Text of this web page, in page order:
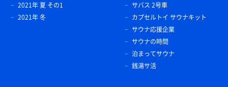
2021年 夏 その1
2021年 冬
サバス 2号車
カプセルトイ サウナキット
サウナ応援企業
サウナの時間
泊まってサウナ
銭湯サ活